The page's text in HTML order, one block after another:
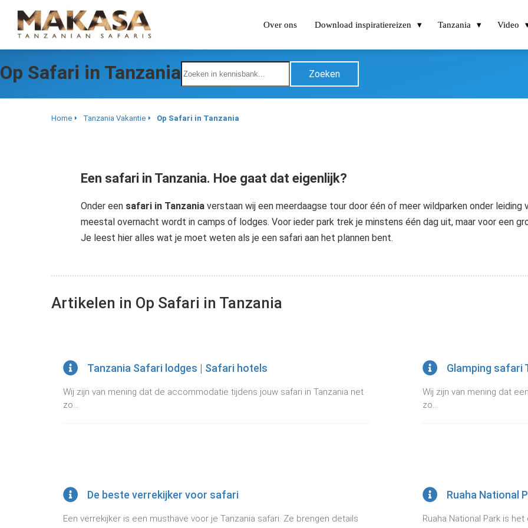
Over ons Download inspiratiereizen Tanzania Video
Op Safari in Tanzania Zoeken
Home Tanzania Vakantie Op Safari in Tanzania
Een safari in Tanzania. Hoe gaat dat eigenlijk?
Onder een safari in Tanzania verstaan wij een meerdaagse tour door één of meer wildparken onder leiding
meestal overnacht wordt in camps of lodges. Voor ieder park trek je minstens één dag uit, maar voor een
Je leest hier alles wat je moet weten als je een safari aan het plannen bent.
Artikelen in Op Safari in Tanzania
Tanzania Safari lodges | Safari hotels
Wij zijn van mening dat de accommodatie tijdens jouw safari in Tanzania net
zo...
Glamping safari
Wij zijn van mening dat
zo...
De beste verrekijker voor safari
Een verrekijker is een musthave voor je Tanzania safari. Ze brengen details
Ruaha National
Ruaha National Park is